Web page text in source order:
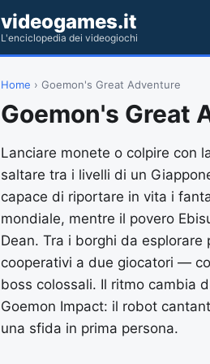
videogames.it
L'enciclopedia dei videogiochi
Home › Goemon's Great Adventure
Goemon's Great
Lanciare monete o colpire con
saltare tra i livelli di un
capace di riportare in vita i
mondiale, mentre il povero
Dean. Tra i borghi da
cooperativi a due giocatori —
boss colossali. Il ritmo cambia
Goemon Impact: il robot
una sfida in prima persona.